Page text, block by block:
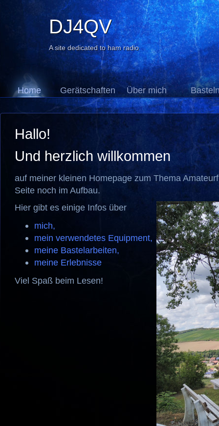
DJ4QV
A site dedicated to ham radio
Home Gerätschaften Über mich
Hallo!
Und herzlich willkommen
auf meiner kleinen Homepage zum Thema
Seite noch im Aufbau.
Hier gibt es einige Infos über
mich,
mein verwendetes Equipment,
meine Bastelarbeiten,
meine Erlebnisse
Viel Spaß beim Lesen!